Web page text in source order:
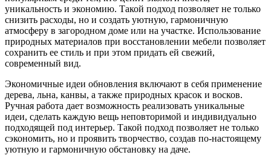
уникальность и экономию. Такой подход позволяет не только
снизить расходы, но и создать уютную, гармоничную
атмосферу в загородном доме или на участке. Использование
природных материалов при восстановлении мебели позволяет
сохранить ее стиль и при этом придать ей свежий,
современный вид.
Экономичные идеи обновления включают в себя применение
дерева, льна, канвы, а также природных красок и восков.
Ручная работа дает возможность реализовать уникальные
идеи, сделать каждую вещь неповторимой и индивидуально
подходящей под интерьер. Такой подход позволяет не только
сэкономить, но и проявить творчество, создав по-настоящему
уютную и гармоничную обстановку на даче.